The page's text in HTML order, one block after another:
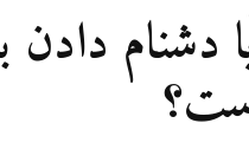
دشنام